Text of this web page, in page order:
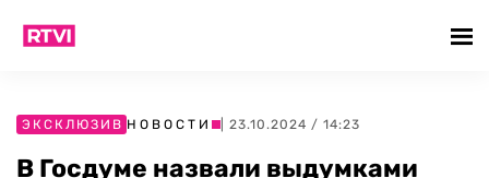
ЭКСКЛЮЗИВ НОВОСТИ | 23.10.2024 / 14:23
В Госдуме назвали выдумками